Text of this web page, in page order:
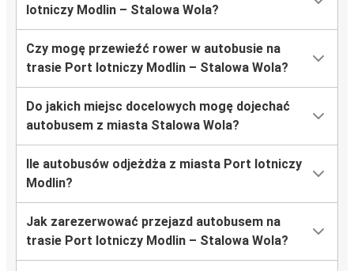
lotniczy Modlin – Stalowa Wola?
Czy mogę przewieźć rower w autobusie na
trasie Port lotniczy Modlin – Stalowa Wola?
Do jakich miejsc docelowych mogę dojechać
autobusem z miasta Stalowa Wola?
Ile autobusów odjeżdża z miasta Port lotniczy
Modlin?
Jak zarezerwować przejazd autobusem na
trasie Port lotniczy Modlin – Stalowa Wola?